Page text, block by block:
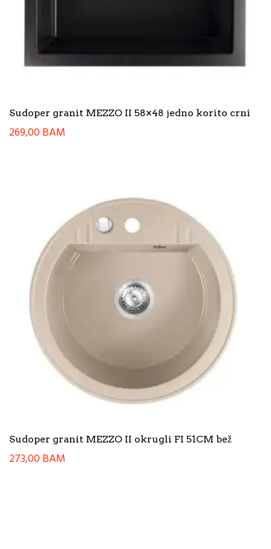
Sudoper granit MEZZO II 58×48 jedno korito crni
269,00BAM
Sudoper granit MEZZO II okrugli FI 51CM bež
273,00BAM